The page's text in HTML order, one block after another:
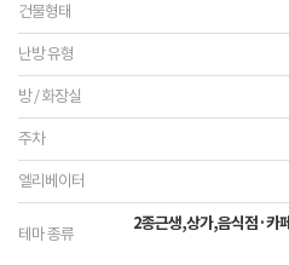
2종근생,상가,음식점·카